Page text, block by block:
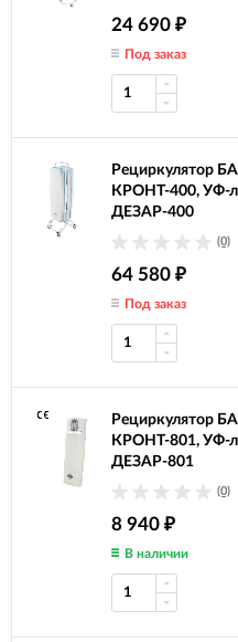
24 690 ₽
Под заказ
Рециркулятор
КРОНТ-400, УФ-
ДЕЗАР-400
(0)
64 580 ₽
Под заказ
Рециркулятор
КРОНТ-801, УФ-
ДЕЗАР-801
(0)
8 940 ₽
В наличии